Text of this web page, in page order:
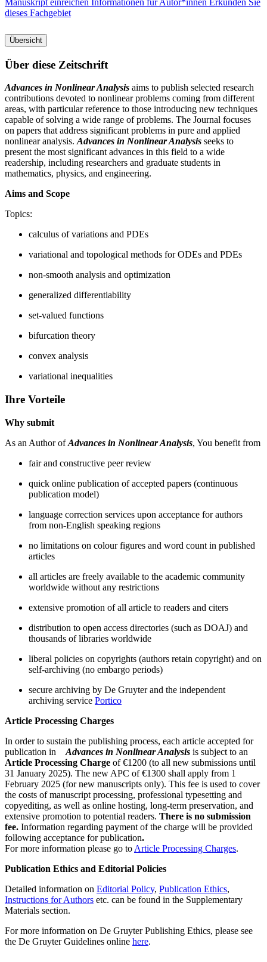
dieses Fachgebiet
Übersicht
Über diese Zeitschrift
Advances in Nonlinear Analysis aims to publish selected research
contributions devoted to nonlinear problems coming from different
areas, with particular reference to those introducing new techniques
capable of solving a wide range of problems. The Journal focuses
on papers that address significant problems in pure and applied
nonlinear analysis.Advances in Nonlinear Analysis seeks to
present the most significant advances in this field to a wide
readership, including researchers and graduate students in
mathematics, physics, and engineering.
Aims and Scope
Topics:
calculus of variations and PDEs
variational and topological methods for ODEs and PDEs
non-smooth analysis and optimization
generalized differentiability
set-valued functions
bifurcation theory
convex analysis
variational inequalities
Ihre Vorteile
Why submit
As an Author ofAdvances in Nonlinear Analysis, You benefit from
fair and constructive peer review
quick online publication of accepted papers (continuous
publication model)
language correction services upon acceptance for authors
from non-English speaking regions
no limitations on colour figures and word count in published
articles
all articles are freely available to the academic community
worldwide without any restrictions
extensive promotion of all article to readers and citers
distribution to open access directories (such as DOAJ) and
thousands of libraries worldwide
liberal policies on copyrights (authors retain copyright) and on
self-archiving (no embargo periods)
secure archiving by De Gruyter and the independent
archiving service Portico
Article Processing Charges
In order to sustain the publishing process, each article accepted for
publication in Advances in Nonlinear Analysis is subject to an
Article Processing Charge of €1200 (to all new submissions until
31 January 2025). The new APC of €1300 shall apply from 1
February 2025 (for new manuscripts only). This fee is used to cover
the costs of manuscript processing, professional typesetting and
copyediting, as well as online hosting, long-term preservation, and
extensive promotion to potential readers. There is no submission
fee. Information regarding payment of the charge will be provided
following acceptance for publication.
For more information please go to Article Processing Charges.
Publication Ethics and Editorial Policies
Detailed information on Editorial Policy, Publication Ethics,
Instructions for Authors etc. can be found in the Supplementary
Materials section.
For more information on De Gruyter Publishing Ethics, please see
the De Gruyter Guidelines online here.